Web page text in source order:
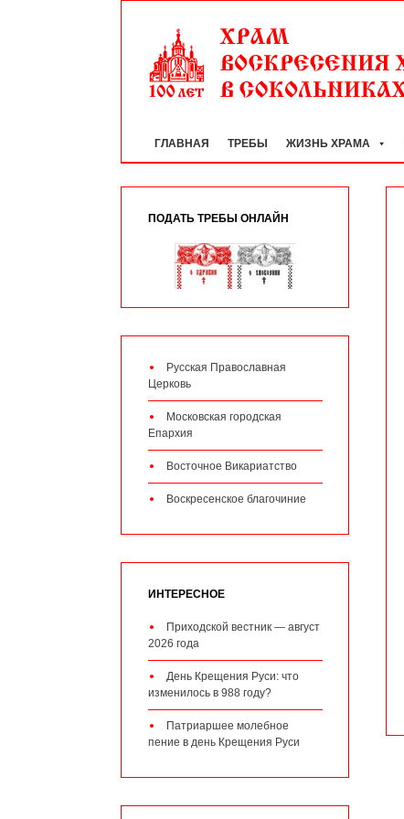
ГЛАВНАЯ ТРЕБЫ ЖИЗНЬ ХРАМА
ПОДАТЬ ТРЕБЫ ОНЛАЙН
Русская Православная
Церковь
Московская городская
Епархия
Восточное Викариатство
Воскресенское благочиние
ИНТЕРЕСНОЕ
Приходской вестник — август
2026 года
День Крещения Руси: что
изменилось в 988 году?
Патриаршее молебное
пение в день Крещения Руси